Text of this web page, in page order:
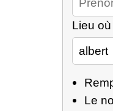
Lieu
Le